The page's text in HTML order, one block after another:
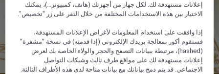
إعلانات مستهدفة لك. لكل جهاز من أجهزتك (هاتف، كمبيوتر...)، يمكنك
الاختيار بين هذه الاستخدامات المختلفة من خلال النقر على زر "تخصيص".
إذا وافقت على استخدام المعلومات لأغراض الإعلانات المستهدفة،
فستقوم أكور بمعالجة بريدك الإلكتروني (إذا قدمته) في نسخة "مشفرة"
(hashed)، مرتبطة ببيانات التصفح والحجز والولاء الخاصة بك لعرض
إعلانات مستهدفة لك على مواقع طرف ثالث وشبكات التواصل
الاجتماعي. قد يتم دمج بياناتك مع بيانات متاحة لدى هذه الأطراف الثالثة.